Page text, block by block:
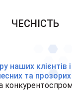
ЧЕСНІСТЬ
наших клієнтів
та прозорих